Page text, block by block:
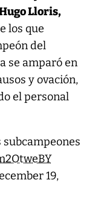
Lloris,
los que
del
se amparó en
y ovación,
el personal
19,